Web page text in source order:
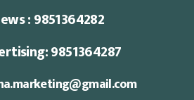
: 9851364282
9851364287